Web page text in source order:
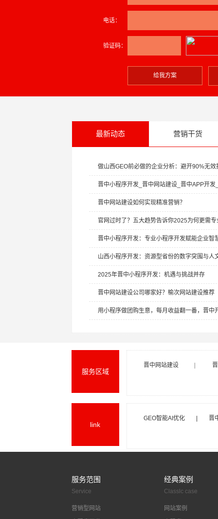
电话：
验证码：
给我方案
最新动态 营销干货
做山西GEO前必做的企业分析：避开90%无效
晋中小程序开发_晋中网站建设_晋中APP开发_
晋中网站建设如何实现精准营销？
官网过时了？五大趋势告诉你2025为何更需专
晋中小程序开发：专业小程序开发赋能企业智
山西小程序开发：资源型省份的数字突围与人
2025年晋中小程序开发：机遇与挑战并存
晋中网站建设公司哪家好？榆次网站建设推荐
用小程序做团购生意，每月收益翻一番，晋中
服务区域
晋中网站建设
link
GEO智能AI优化 晋
服务范围
Service
营销型网站
经典案例
Classlc case
网站案例